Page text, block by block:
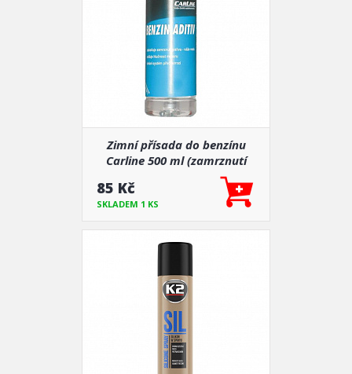
Zimní přísada do benzínu
Carline 500 ml (zamrznutí
85 Kč
SKLADEM 1 KS